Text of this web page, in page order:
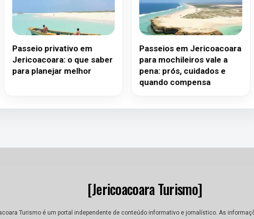
Passeio privativo em
Jericoacoara: o que saber
para planejar melhor
Passeios em Jericoacoara
para mochileiros vale a
pena: prós, cuidados e
quando compensa
[Jericoacoara Turismo]
Turismo é um portal independente de conteúdo informativo e jornalístico. As